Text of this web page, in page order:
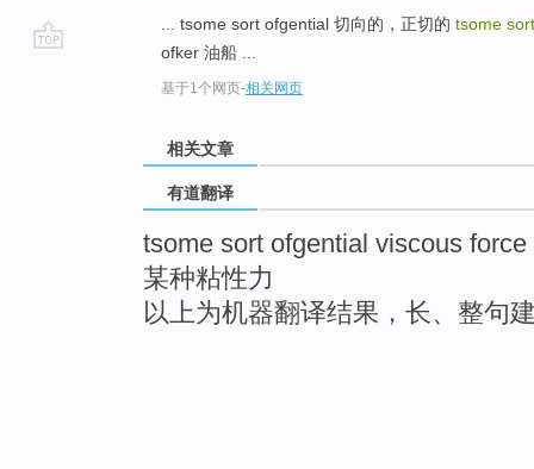
... tsome sort ofgential 切向的，正切的 tsome
ofker 油船 ...
基于1个网页-相关网页
相关文章
有道翻译
tsome sort ofgential viscous force
某种粘性力
以上为机器翻译结果，长、整句